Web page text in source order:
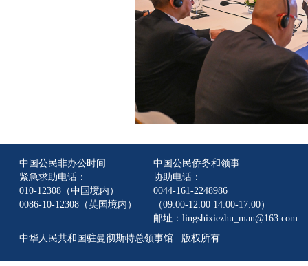
中国公民非办公时间
紧急求助电话：
010-12308（中国境内）
0086-10-12308（英国境内）
中国公民侨务和领事
协助电话：
0044-161-2248986
（09:00-12:00 14:00-17:00）
邮址：lingshixiezhu_man@163.com
中华人民共和国驻曼彻斯特总领事馆 版权所有